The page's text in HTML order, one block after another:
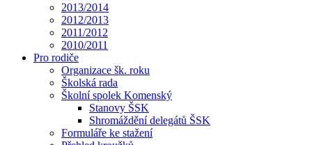
2013/2014
2012/2013
2011/2012
2010/2011
Pro rodiče
Organizace šk. roku
Školská rada
Školní spolek Komenský
Stanovy ŠSK
Shromáždění delegátů ŠSK
Formuláře ke stažení